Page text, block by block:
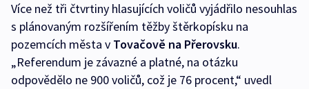
Více než tři čtvrtiny hlasujících voličů vyjádřilo nesouhlas
s plánovaným rozšířením těžby štěrkopísku na
pozemcích města v Tovačově na Přerovsku.
„Referendum je závazné a platné, na otázku
odpovědělo ne 900 voličů, což je 76 procent,“ uvedl